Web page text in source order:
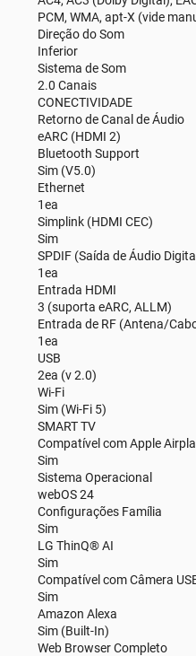
PCM, WMA, apt-X (vide
Direção do Som
Inferior
Sistema de Som
2.0 Canais
CONECTIVIDADE
Retorno de Canal de Áudio
eARC (HDMI 2)
Bluetooth Support
Sim (V5.0)
Ethernet
1ea
Simplink (HDMI CEC)
Sim
SPDIF (Saída de Áudio
1ea
Entrada HDMI
3 (suporta eARC, ALLM)
Entrada de RF (Antena/
1ea
USB
2ea (v 2.0)
Wi-Fi
Sim (Wi-Fi 5)
SMART TV
Compatível com Apple
Sim
Sistema Operacional
webOS 24
Configurações Família
Sim
LG ThinQ® AI
Sim
Compatível com Câmera
Sim
Amazon Alexa
Sim (Built-In)
Web Browser Completo